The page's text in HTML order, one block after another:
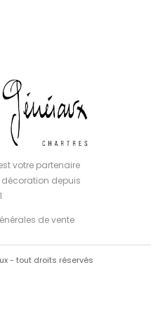
votre partenaire
décoration depuis
de vente
- tout droits réservés